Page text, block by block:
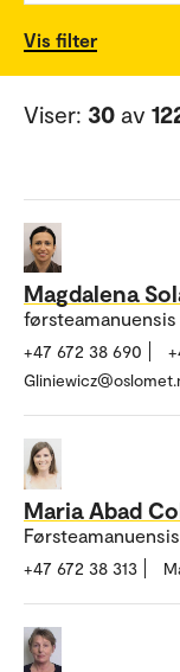
Vis filter
Viser: 30 av
Magdalena
førsteamanuensis
+47 672 38 690
Maria Abad
Førsteamanuensis
+47 672 38 313